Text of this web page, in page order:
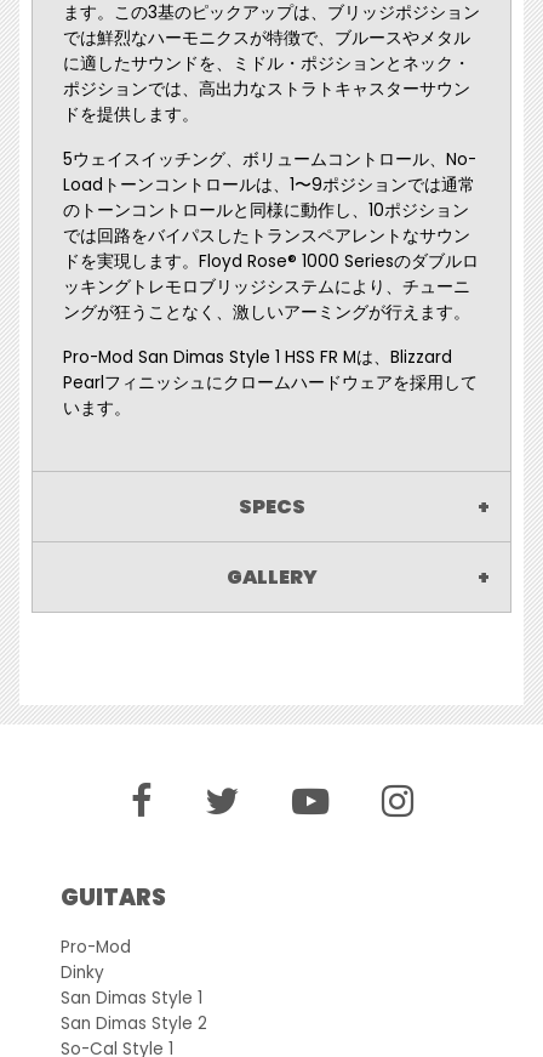
ます。この3基のピックアップは、ブリッジポジション
では鮮烈なハーモニクスが特徴で、ブルースやメタル
に適したサウンドを、ミドル・ポジションとネック・
ポジションでは、高出力なストラトキャスターサウン
ドを提供します。
5ウェイスイッチング、ボリュームコントロール、No-
Loadトーンコントロールは、1〜9ポジションでは通常
のトーンコントロールと同様に動作し、10ポジション
では回路をバイパスしたトランスペアレントなサウン
ドを実現します。Floyd Rose® 1000 Seriesのダブルロ
ッキングトレモロブリッジシステムにより、チューニ
ングが狂うことなく、激しいアーミングが行えます。
Pro-Mod San Dimas Style 1 HSS FR Mは、Blizzard
Pearlフィニッシュにクロームハードウェアを採用して
います。
SPECS
GALLERY
GUITARS
Pro-Mod
Dinky
San Dimas Style 1
San Dimas Style 2
So-Cal Style 1